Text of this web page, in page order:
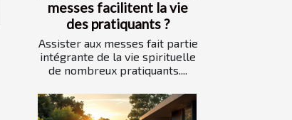
messes facilitent la vie
des pratiquants ?
Assister aux messes fait partie
intégrante de la vie spirituelle
de nombreux pratiquants....